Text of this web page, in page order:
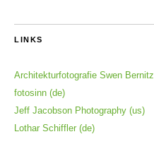
LINKS
Architekturfotografie Swen Bernitz
fotosinn (de)
Jeff Jacobson Photography (us)
Lothar Schiffler (de)